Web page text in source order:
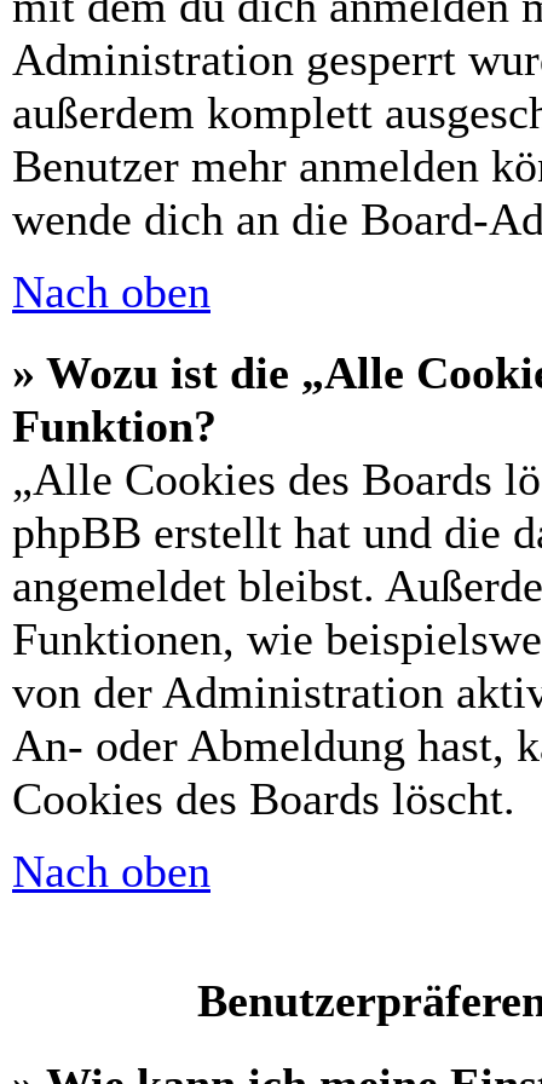
Administration gesperrt
außerdem komplett
Benutzer mehr anmelden
wende dich an die Board-
Nach oben
» Wozu ist die „Alle
Funktion?
„Alle Cookies des Boards
phpBB erstellt hat und die
angemeldet bleibst.
Funktionen, wie
von der Administration
An- oder Abmeldung hast,
Cookies des Boards löscht.
Nach oben